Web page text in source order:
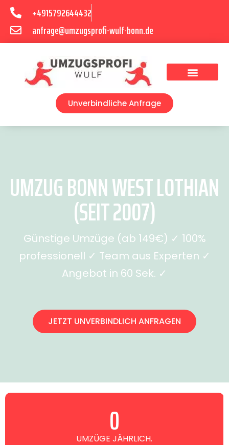
+4915792644432
anfrage@umzugsprofi-wulf-bonn.de
Unverbindliche Anfrage
UMZUG BONN WEST LOTHIAN
(SEIT 2007)
Günstige Umzüge (ab 149€) ✓ 100%
professionell ✓ Team aus Experten ✓
Angebot in 60 Sek. ✓
JETZT UNVERBINDLICH ANFRAGEN
UMZÜGE JÄHRLICH.
0